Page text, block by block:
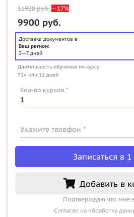
11928руб. —17%
9900 руб.
Доставка документов в
Ваш регион:
3—7 дней
Длительность обучения по курсу:
72ч или 11 дней
Кол-во курсов *
Укажите телефон *
Записаться в
Добавить в
Подтверждаю что мне
Согласен на обработку